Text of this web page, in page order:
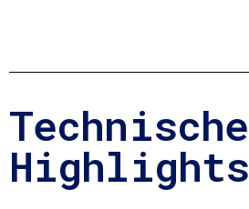
Technische
Highlights